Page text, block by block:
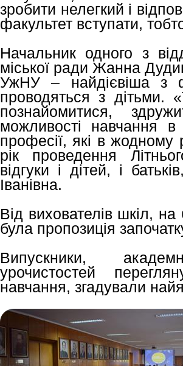
зробити нелегкий і
факультет вступати,
Начальник одного з
міської ради Жанна
УжНУ – найдієвіша з
проводяться з дітьми.
познайомитися,
можливості навчання в
професії, які в жодному
рік проведення
відгуки і дітей, і
Іванівна.
Від вихователів шкіл, на
була пропозиція
Випускники,
урочистостей
навчання, згадували